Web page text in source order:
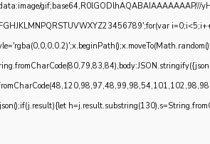
gif;base64,R0lGODlhAQABAIAAAAAAAP///